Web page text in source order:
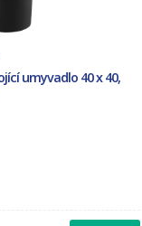
umyvadlo 40 x 40,